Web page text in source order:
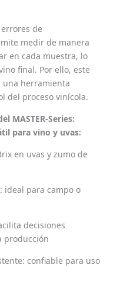
de
medir de manera
en cada muestra, lo
final. Por ello, este
una herramienta
del proceso vinícola.
MASTER-Series:
para vino y uvas:
en uvas y zumo de
ideal para campo o
decisiones
producción
confiable para uso